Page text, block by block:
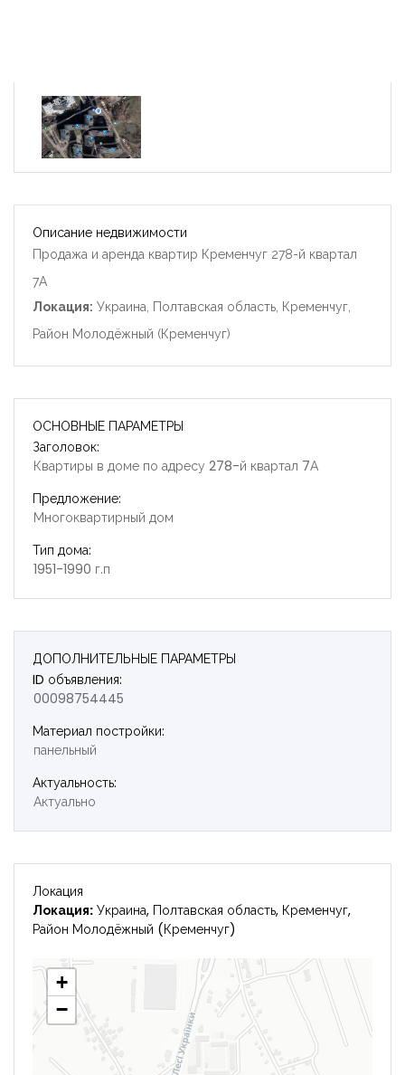
Описание недвижимости
Продажа и аренда квартир Кременчуг 278-й квартал
7А
Локация: Украина, Полтавская область, Кременчуг,
Район Молодёжный (Кременчуг)
ОСНОВНЫЕ ПАРАМЕТРЫ
Заголовок:
Квартиры в доме по адресу 278-й квартал 7А
Предложение:
Многоквартирный дом
Тип дома:
1951-1990 г.п
ДОПОЛНИТЕЛЬНЫЕ ПАРАМЕТРЫ
ID объявления:
00098754445
Материал постройки:
панельный
Актуальность:
Актуально
Локация
Локация: Украина, Полтавская область, Кременчуг,
Район Молодёжный (Кременчуг)
+
−
Запомнить